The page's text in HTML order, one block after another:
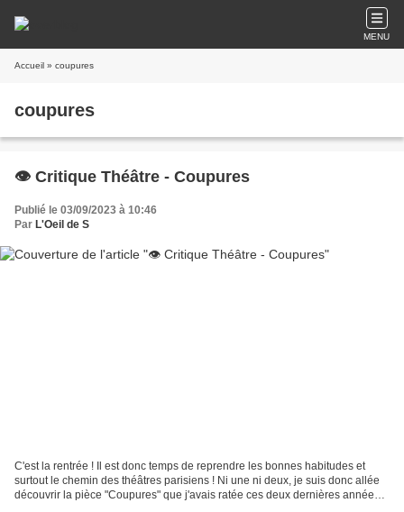
MENU
Accueil » coupures
coupures
👁️ Critique Théâtre - Coupures
Publié le 03/09/2023 à 10:46
Par L'Oeil de S
C'est la rentrée ! Il est donc temps de reprendre les bonnes habitudes et
surtout le chemin des théâtres parisiens ! Ni une ni deux, je suis donc allée
découvrir la pièce "Coupures" que j'avais ratée ces deux dernières années